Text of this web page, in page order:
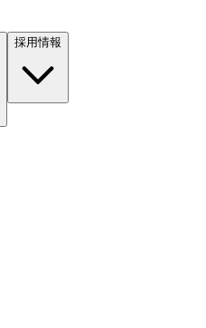
採用情報